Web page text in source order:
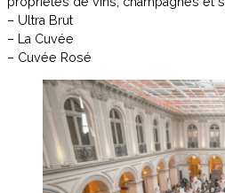
– Ultra Brut
– La Cuvée
– Cuvée Rosé